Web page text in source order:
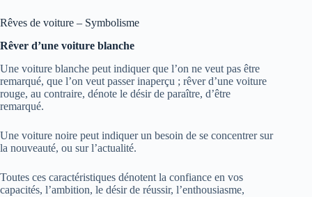
Rêves de voiture – Symbolisme
Rêver d’une voiture blanche
Une voiture blanche peut indiquer que l’on ne veut pas être
remarqué, que l’on veut passer inaperçu ; rêver d’une voiture
rouge, au contraire, dénote le désir de paraître, d’être
remarqué.
Une voiture noire peut indiquer un besoin de se concentrer sur
la nouveauté, ou sur l’actualité.
Toutes ces caractéristiques dénotent la confiance en vos
capacités, l’ambition, le désir de réussir, l’enthousiasme,